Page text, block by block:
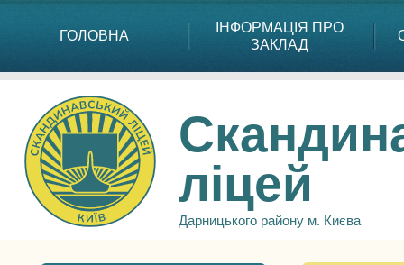
ГОЛОВНА
ІНФОРМАЦІЯ ПРО
ЗАКЛАД
ліцей
Дарницького району м. Києва